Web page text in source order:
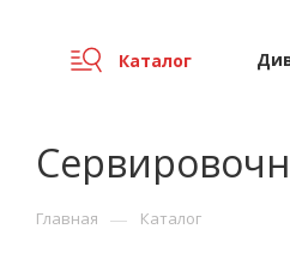
Каталог
Главная — Каталог